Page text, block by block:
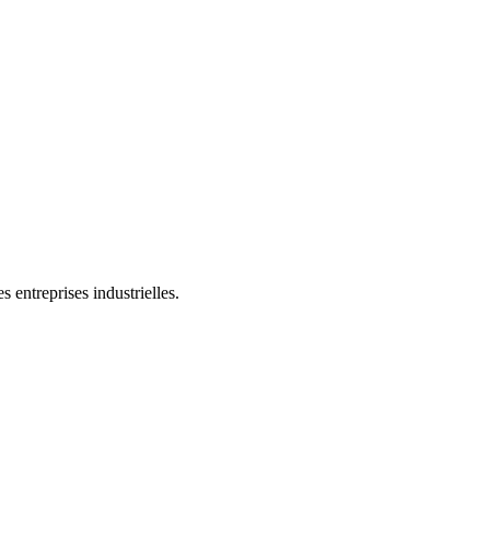
entreprises industrielles.